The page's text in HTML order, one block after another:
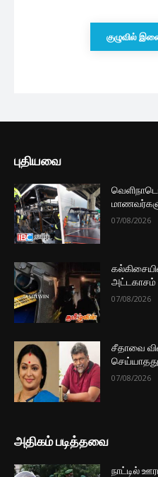
குழுவில்
புதியவை
07/08/2026
அட்டகாசம்
07/08/2026
சீதாவை
07/08/2026
அதிகம் படித்தவை
நாட்டில்